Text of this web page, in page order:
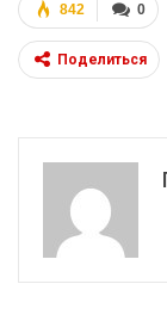
0
842
Поделиться